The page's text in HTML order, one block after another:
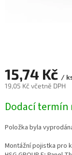
15,74 Kč /
19,05 Kč včetně DPH
cena:
Dodací termín
Položka byla
Montážní pojistka pro